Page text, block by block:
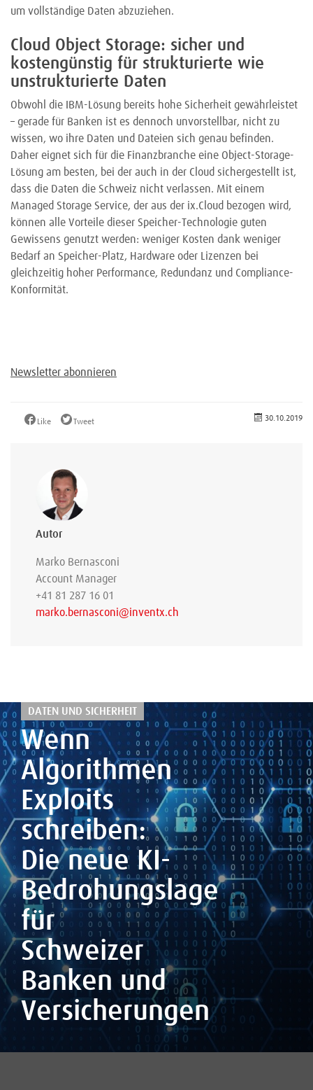
um vollständige Daten abzuziehen.
Cloud Object Storage: sicher und
kostengünstig für strukturierte wie
unstrukturierte Daten
Obwohl die IBM-Lösung bereits hohe Sicherheit gewährleistet
– gerade für Banken ist es dennoch unvorstellbar, nicht zu
wissen, wo ihre Daten und Dateien sich genau befinden.
Daher eignet sich für die Finanzbranche eine Object-Storage-
Lösung am besten, bei der auch in der Cloud sichergestellt ist,
dass die Daten die Schweiz nicht verlassen. Mit einem
Managed Storage Service, der aus der ix.Cloud bezogen wird,
können alle Vorteile dieser Speicher-Technologie guten
Gewissens genutzt werden: weniger Kosten dank weniger
Bedarf an Speicher-Platz, Hardware oder Lizenzen bei
gleichzeitig hoher Performance, Redundanz und Compliance-
Konformität.
Newsletter abonnieren
Like Tweet 30.10.2019
Autor
Marko Bernasconi
Account Manager
+41 81 287 16 01
marko.bernasconi@inventx.ch
DATEN UND SICHERHEIT
Wenn
Algorithmen
Exploits
schreiben:
Die neue KI-
Bedrohungslage
für
Schweizer
Banken und
Versicherungen